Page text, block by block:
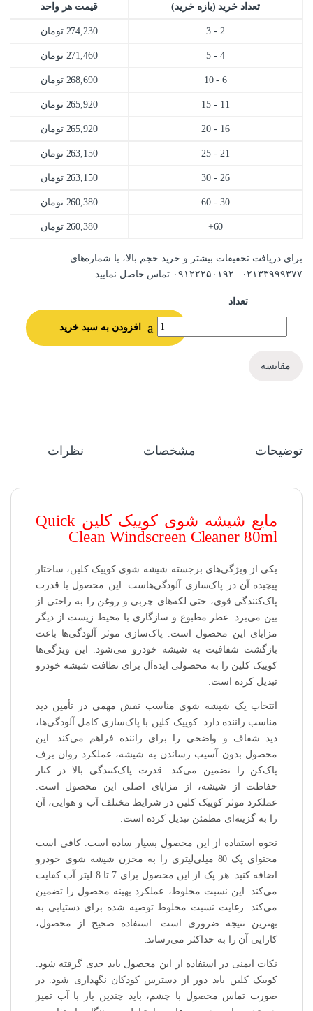
تعداد خرید (بازه خرید) قیمت هر واحد
2 - 3
274,230 تومان
4 - 5
271,460 تومان
6 - 10
268,690 تومان
11 - 15
265,920 تومان
16 - 20
265,920 تومان
21 - 25
263,150 تومان
26 - 30
263,150 تومان
30 - 60
260,380 تومان
60+
260,380 تومان
برای دریافت تخفیفات بیشتر و خرید حجم بالا، با شماره‌های
۰۲۱۳۳۹۹۹۳۷۷ | ۰۹۱۲۲۲۵۰۱۹۲ تماس حاصل نمایید.
تعداد
افزودن به سبد خرید
مقایسه
توضیحات مشخصات نظرات
مایع شیشه شوی کوییک کلین Quick
Clean Windscreen Cleaner 80ml
یکی از ویژگی‌های برجسته شیشه شوی کوییک کلین، ساختار
پیچیده آن در پاک‌سازی آلودگی‌هاست. این محصول با قدرت
پاک‌کنندگی قوی، حتی لکه‌های چربی و روغن را به راحتی از
بین می‌برد. عطر مطبوع و سازگاری با محیط زیست از دیگر
مزایای این محصول است. پاک‌سازی موثر آلودگی‌ها باعث
بازگشت شفافیت به شیشه خودرو می‌شود. این ویژگی‌ها
کوییک کلین را به محصولی ایده‌آل برای نظافت شیشه خودرو
تبدیل کرده است.
انتخاب یک شیشه شوی مناسب نقش مهمی در تأمین دید
مناسب راننده دارد. کوییک کلین با پاک‌سازی کامل آلودگی‌ها،
دید شفاف و واضحی را برای راننده فراهم می‌کند. این
محصول بدون آسیب رساندن به شیشه، عملکرد روان برف
پاک‌کن را تضمین می‌کند. قدرت پاک‌کنندگی بالا در کنار
حفاظت از شیشه، از مزایای اصلی این محصول است.
عملکرد موثر کوییک کلین در شرایط مختلف آب و هوایی، آن
را به گزینه‌ای مطمئن تبدیل کرده است.
نحوه استفاده از این محصول بسیار ساده است. کافی است
محتوای پک 80 میلی‌لیتری را به مخزن شیشه شوی خودرو
اضافه کنید. هر پک از این محصول برای 7 تا 8 لیتر آب کفایت
می‌کند. این نسبت مخلوط، عملکرد بهینه محصول را تضمین
می‌کند. رعایت نسبت مخلوط توصیه شده برای دستیابی به
بهترین نتیجه ضروری است. استفاده صحیح از محصول،
کارایی آن را به حداکثر می‌رساند.
نکات ایمنی در استفاده از این محصول باید جدی گرفته شود.
کوییک کلین باید دور از دسترس کودکان نگهداری شود. در
صورت تماس محصول با چشم، باید چندین بار با آب تمیز